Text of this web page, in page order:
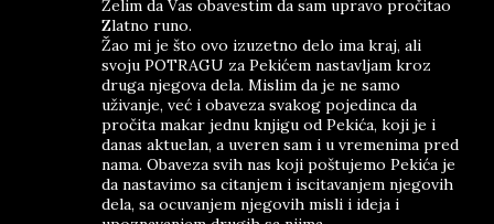
Želim da Vas obavestim da sam upravo pročitao
Zlatno runo.
Žao mi je što ovo izuzetno delo ima kraj, ali
svoju POTRAGU za Pekićem nastavljam kroz
druga njegova dela. Mislim da je ne samo
uživanje, već i obaveza svakog pojedinca da
pročita makar jednu knjigu od Pekića, koji je i
danas aktuelan, a uveren sam i u vremenima pred
nama. Obaveza svih nas koji poštujemo Pekića je
da nastavimo sa citanjem i iscitavanjem njegovih
dela, sa ocuvanjem njegovih misli i ideja i